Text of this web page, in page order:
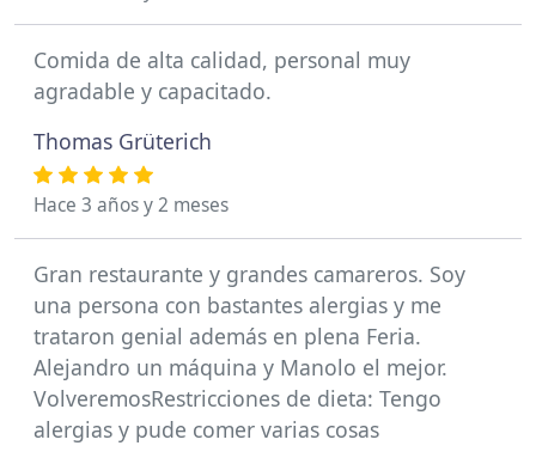
Comida de alta calidad, personal muy
agradable y capacitado.
Thomas Grüterich
Hace 3 años y 2 meses
Gran restaurante y grandes camareros. Soy
una persona con bastantes alergias y me
trataron genial además en plena Feria.
Alejandro un máquina y Manolo el mejor.
VolveremosRestricciones de dieta: Tengo
alergias y pude comer varias cosas